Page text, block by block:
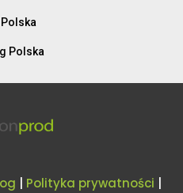
Polska
Polska
Polityka prywatności